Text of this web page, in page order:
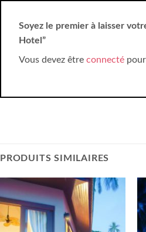
Soyez le premier à laisser
Hotel”
Vous devez être connecté
PRODUITS SIMILAIRES